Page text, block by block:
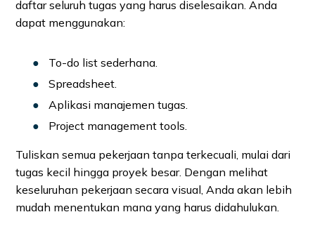
daftar seluruh tugas yang harus diselesaikan. Anda
dapat menggunakan:
To-do list sederhana.
Spreadsheet.
Aplikasi manajemen tugas.
Project management tools.
Tuliskan semua pekerjaan tanpa terkecuali, mulai dari
tugas kecil hingga proyek besar. Dengan melihat
keseluruhan pekerjaan secara visual, Anda akan lebih
mudah menentukan mana yang harus didahulukan.